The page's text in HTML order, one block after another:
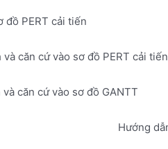
đồ PERT cải tiến
và căn cứ vào sơ đồ PERT cải tiến
căn cứ vào sơ đồ GANTT
Hướng